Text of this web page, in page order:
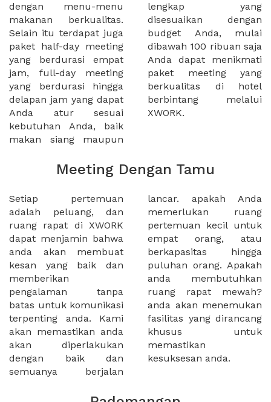
dengan menu-menu
makanan berkualitas.
Selain itu terdapat juga
paket half-day meeting
yang berdurasi empat
jam, full-day meeting
yang berdurasi hingga
delapan jam yang dapat
Anda atur sesuai
kebutuhan Anda, baik
makan siang maupun
lengkap yang
disesuaikan dengan
budget Anda, mulai
dibawah 100 ribuan saja
Anda dapat menikmati
paket meeting yang
berkualitas di hotel
berbintang melalui
XWORK.
Meeting Dengan Tamu
Setiap pertemuan
adalah peluang, dan
ruang rapat di XWORK
dapat menjamin bahwa
anda akan membuat
kesan yang baik dan
memberikan
pengalaman tanpa
batas untuk komunikasi
terpenting anda. Kami
akan memastikan anda
akan diperlakukan
dengan baik dan
semuanya berjalan
lancar. apakah Anda
memerlukan ruang
pertemuan kecil untuk
empat orang, atau
berkapasitas hingga
puluhan orang. Apakah
anda membutuhkan
ruang rapat mewah?
anda akan menemukan
fasilitas yang dirancang
khusus untuk
memastikan
kesuksesan anda.